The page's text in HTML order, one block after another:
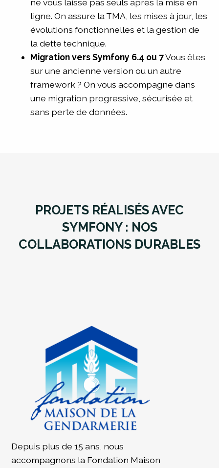
ne vous laisse pas seuls après la mise en
ligne. On assure la TMA, les mises à jour, les
évolutions fonctionnelles et la gestion de
la dette technique.
Migration vers Symfony 6.4 ou 7Vous êtes
sur une ancienne version ou un autre
framework ? On vous accompagne dans
une migration progressive, sécurisée et
sans perte de données.
PROJETS RÉALISÉS AVEC
SYMFONY : NOS
COLLABORATIONS DURABLES
Depuis plus de 15 ans, nous
accompagnons la Fondation Maison